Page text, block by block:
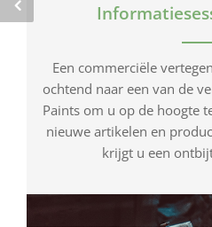
Een commerciële
ochtend naar een van de
Paints om u op de hoogte
nieuwe artikelen en
krijgt u een